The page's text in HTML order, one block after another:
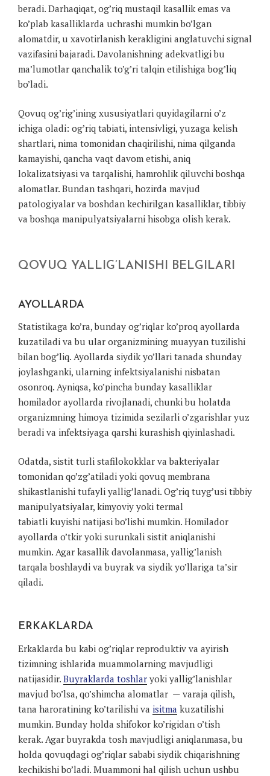
beradi. Darhaqiqat, og’riq mustaqil kasallik emas va
ko’plab kasalliklarda uchrashi mumkin bo’lgan
alomatdir, u xavotirlanish kerakligini anglatuvchi signal
vazifasini bajaradi. Davolanishning adekvatligi bu
ma’lumotlar qanchalik to’g’ri talqin etilishiga bog’liq
bo’ladi.
Qovuq og’rig’ining xususiyatlari quyidagilarni o’z
ichiga oladi: og’riq tabiati, intensivligi, yuzaga kelish
shartlari, nima tomonidan chaqirilishi, nima qilganda
kamayishi, qancha vaqt davom etishi, aniq
lokalizatsiyasi va tarqalishi, hamrohlik qiluvchi boshqa
alomatlar. Bundan tashqari, hozirda mavjud
patologiyalar va boshdan kechirilgan kasalliklar, tibbiy
va boshqa manipulyatsiyalarni hisobga olish kerak.
QOVUQ YALLIG’LANISHI BELGILARI
AYOLLARDA
Statistikaga ko’ra, bunday og’riqlar ko’proq ayollarda
kuzatiladi va bu ular organizmining muayyan tuzilishi
bilan bog’liq. Ayollarda siydik yo’llari tanada shunday
joylashganki, ularning infektsiyalanishi nisbatan
osonroq. Ayniqsa, ko’pincha bunday kasalliklar
homilador ayollarda rivojlanadi, chunki bu holatda
organizmning himoya tizimida sezilarli o’zgarishlar yuz
beradi va infektsiyaga qarshi kurashish qiyinlashadi.
Odatda, sistit turli stafilokokklar va bakteriyalar
tomonidan qo’zg’atiladi yoki qovuq membrana
shikastlanishi tufayli yallig’lanadi. Og’riq tuyg’usi tibbiy
manipulyatsiyalar, kimyoviy yoki termal
tabiatli kuyishi natijasi bo’lishi mumkin. Homilador
ayollarda o’tkir yoki surunkali sistit aniqlanishi
mumkin. Agar kasallik davolanmasa, yallig’lanish
tarqala boshlaydi va buyrak va siydik yo’llariga ta’sir
qiladi.
ERKAKLARDA
Erkaklarda bu kabi og’riqlar reproduktiv va ayirish
tizimning ishlarida muammolarning mavjudligi
natijasidir. Buyraklarda toshlar yoki yallig’lanishlar
mavjud bo’lsa, qo’shimcha alomatlar — varaja qilish,
tana haroratining ko’tarilishi va isitma kuzatilishi
mumkin. Bunday holda shifokor ko’rigidan o’tish
kerak. Agar buyrakda tosh mavjudligi aniqlanmasa, bu
holda qovuqdagi og’riqlar sababi siydik chiqarishning
kechikishi bo’ladi. Muammoni hal qilish uchun ushbu